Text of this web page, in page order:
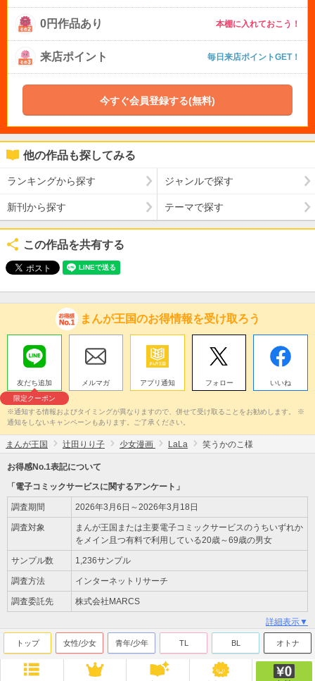
0円作品あり 本棚に入れておこう！
来店ポイント 毎日来店ポイントGET！
今すぐ会員登録する(無料)
他の作品も探してみる
ランキングから探す ジャンルで探す
新刊から探す テーマで探す
この作品を共有する
まんが王国のお得情報を受け取ろう
友だち追加
限定クーポン
メルマガ アプリ通知 フォロー いいね
※通知する情報およびタイミングが異なりますので、併せて受け取ることをお勧めします。 ※
通知をしないキャンペーンもあります。ご了承ください。
まんが王国 辻田りり子 少女漫画 LaLa 笑うかのこ様
お得感No.1表記について
「電子コミックサービスに関するアンケート」
調査期間 2026年3月6日～2026年3月18日
調査対象
まんが王国または主要電子コミックサービスのうちいずれか
をメイン且つ有料で利用している20歳～69歳の男女
サンプル数 1,236サンプル
調査方法 インターネットリサーチ
調査委託先 株式会社MARCS
詳細表示▼
トップ 女性/少女 青年/少年 TL BL オトナ